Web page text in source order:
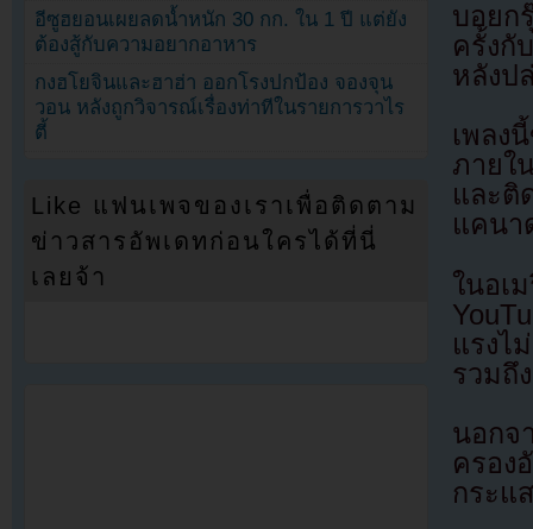
บอยก
ครั้งกั
หลังป
เพลง
ภายใ
และ
แคนา
ในอ
แรง
รวมถึ
นอกจ
ครอง
กระแ
อีซูฮยอนเผยลดน้ำหนัก 30 กก. ใน 1 ปี แต่ยัง
ต้องสู้กับความอยากอาหาร
กงฮโยจินและฮาฮ่า ออกโรงปกป้อง จองจุน
วอน หลังถูกวิจารณ์เรื่องท่าทีในรายการวาไร
ตี้
Like แฟนเพจของเราเพื่อติดตาม
ข่าวสารอัพเดทก่อนใครได้ที่นี่
เลยจ้า